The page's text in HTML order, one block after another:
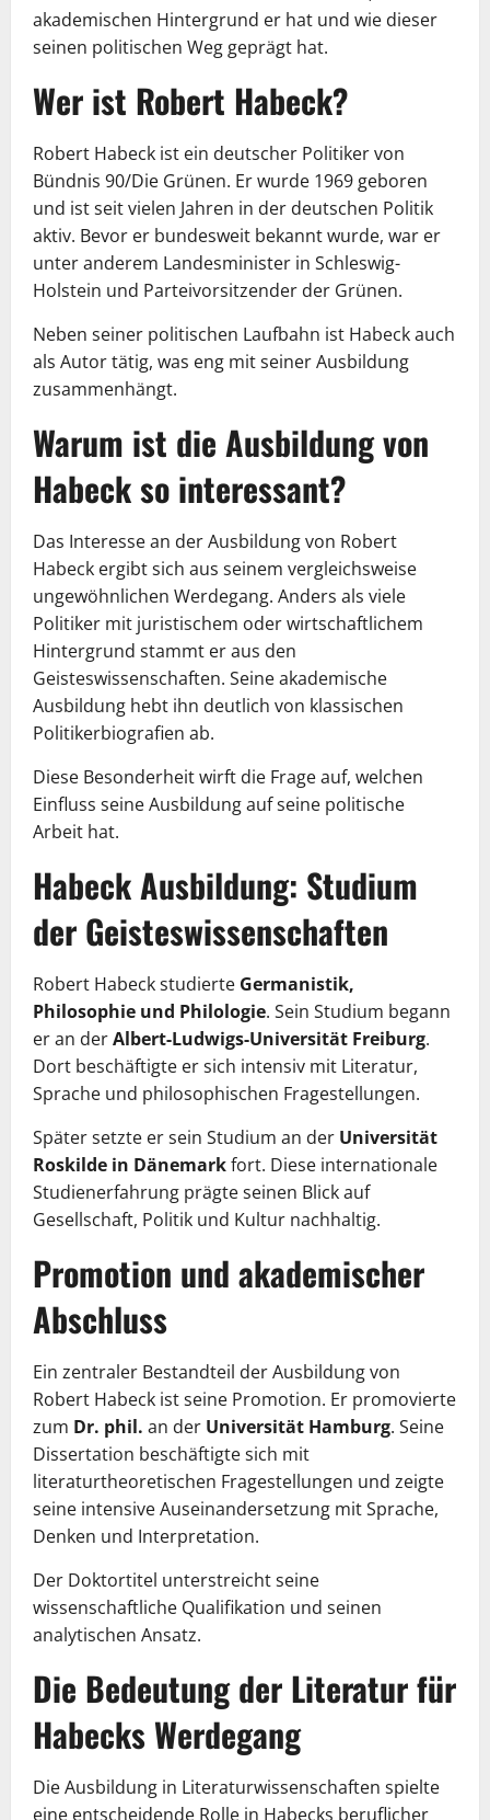
akademischen Hintergrund er hat und wie dieser
seinen politischen Weg geprägt hat.
Wer ist Robert Habeck?
Robert Habeck ist ein deutscher Politiker von
Bündnis 90/Die Grünen. Er wurde 1969 geboren
und ist seit vielen Jahren in der deutschen Politik
aktiv. Bevor er bundesweit bekannt wurde, war er
unter anderem Landesminister in Schleswig-
Holstein und Parteivorsitzender der Grünen.
Neben seiner politischen Laufbahn ist Habeck auch
als Autor tätig, was eng mit seiner Ausbildung
zusammenhängt.
Warum ist die Ausbildung von
Habeck so interessant?
Das Interesse an der Ausbildung von Robert
Habeck ergibt sich aus seinem vergleichsweise
ungewöhnlichen Werdegang. Anders als viele
Politiker mit juristischem oder wirtschaftlichem
Hintergrund stammt er aus den
Geisteswissenschaften. Seine akademische
Ausbildung hebt ihn deutlich von klassischen
Politikerbiografien ab.
Diese Besonderheit wirft die Frage auf, welchen
Einfluss seine Ausbildung auf seine politische
Arbeit hat.
Habeck Ausbildung: Studium
der Geisteswissenschaften
Robert Habeck studierte Germanistik,
Philosophie und Philologie. Sein Studium begann
er an derAlbert-Ludwigs-Universität Freiburg.
Dort beschäftigte er sich intensiv mit Literatur,
Sprache und philosophischen Fragestellungen.
Später setzte er sein Studium an der Universität
Roskilde in Dänemarkfort. Diese internationale
Studienerfahrung prägte seinen Blick auf
Gesellschaft, Politik und Kultur nachhaltig.
Promotion und akademischer
Abschluss
Ein zentraler Bestandteil der Ausbildung von
Robert Habeck ist seine Promotion. Er promovierte
zum Dr. phil. an der Universität Hamburg. Seine
Dissertation beschäftigte sich mit
literaturtheoretischen Fragestellungen und zeigte
seine intensive Auseinandersetzung mit Sprache,
Denken und Interpretation.
Der Doktortitel unterstreicht seine
wissenschaftliche Qualifikation und seinen
analytischen Ansatz.
Die Bedeutung der Literatur für
Habecks Werdegang
Die Ausbildung in Literaturwissenschaften spielte
eine entscheidende Rolle in Habecks beruflicher